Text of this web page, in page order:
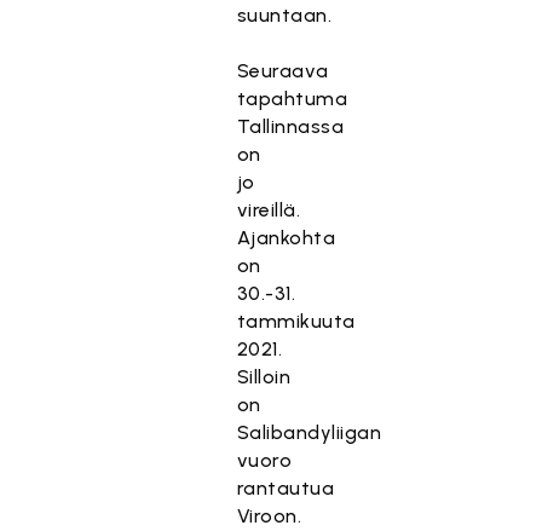
suuntaan.
Seuraava
tapahtuma
Tallinnassa
on
jo
vireillä.
Ajankohta
on
30.-31.
tammikuuta
2021.
Silloin
on
Salibandyliigan
vuoro
rantautua
Viroon.